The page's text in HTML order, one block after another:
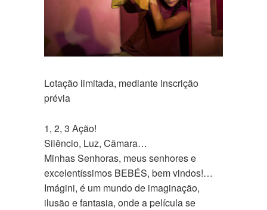
Lotação limitada, mediante inscrição
prévia
1, 2, 3 Ação!
Silêncio, Luz, Câmara…
Minhas Senhoras, meus senhores e
excelentíssimos BEBÉS, bem vindos!…
Imágini, é um mundo de imaginação,
ilusão e fantasia, onde a película se